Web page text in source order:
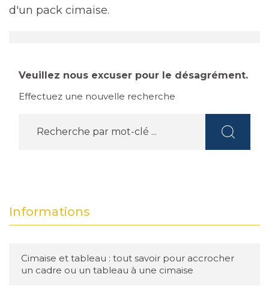
Informations
Cimaise et tableau : tout savoir pour accrocher
un cadre ou un tableau à une cimaise
d'un pack cimaise.
Veuillez nous excuser pour le désagrément.
Effectuez une nouvelle recherche